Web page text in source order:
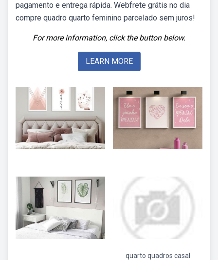
pagamento e entrega rápida. Webfrete grátis no dia
compre quadro quarto feminino parcelado sem juros!
For more information, click the button below.
LEARN MORE
quarto quadros casal